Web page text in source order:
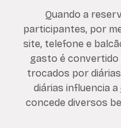
Quando a
participantes, por
site, telefone e
gasto é convertido
trocados por
diárias influencia a
concede diversos